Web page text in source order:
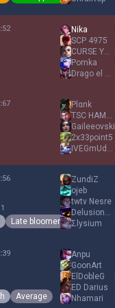
:52
Nika
SCP 4975
CURSE YOU BAYLE
Pomka
Drago el Vicazer
:67
Plαnk
TSC HAMTARO
Gaileeovski
2x33point5
IVEGmUdEanIo
:56
Late bloomer
ZundiZ
ojeb
twtv Nesre
Delusion221
Σlysium
:39
Average
Anpu
GoonArt
ElDobleG
ED Darius
Nhamari